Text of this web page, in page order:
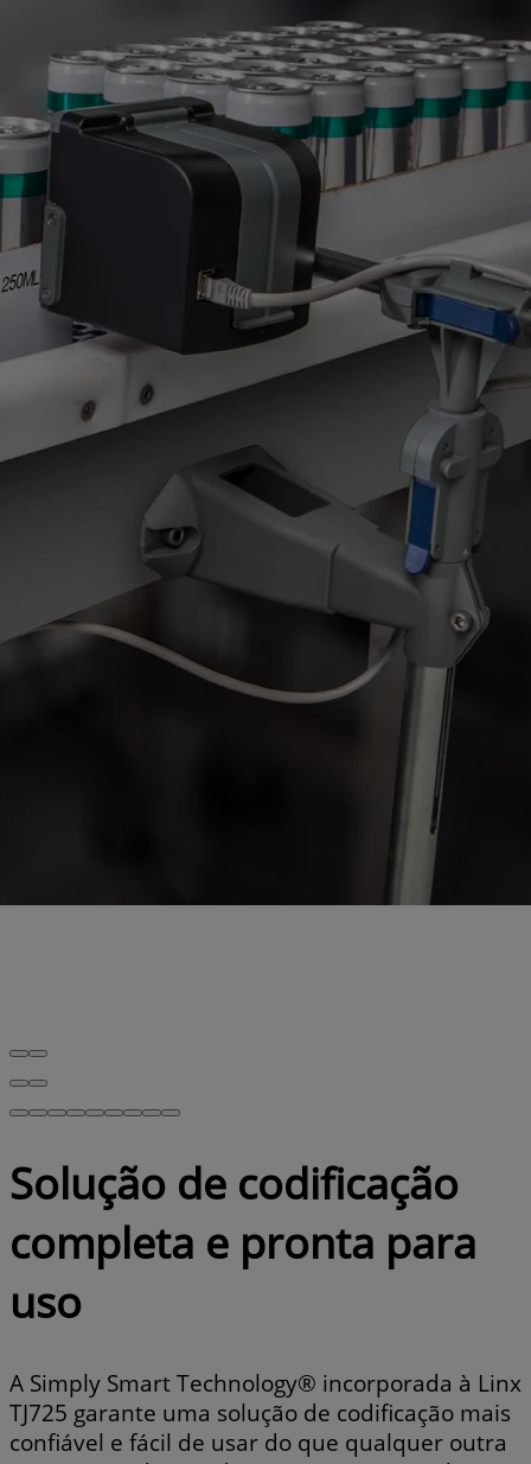
Solução de codificação
completa e pronta para
uso
A Simply Smart Technology® incorporada à Linx
TJ725 garante uma solução de codificação mais
confiável e fácil de usar do que qualquer outra